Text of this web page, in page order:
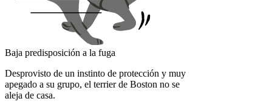
Baja predisposición a la fuga
Desprovisto de un instinto de protección y muy
apegado a su grupo, el terrier de Boston no se
aleja de casa.